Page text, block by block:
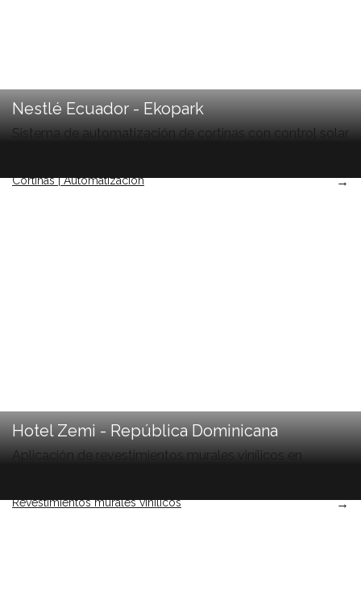
Nestlé Ecuador - Ekopark
Sistema de automatización de cortinas con control solar
Cortinas | Automatización →
Hotel Zemi - República Dominicana
Aplicación de revestimientos murales vinílicos en
Revestimientos murales vinílicos →